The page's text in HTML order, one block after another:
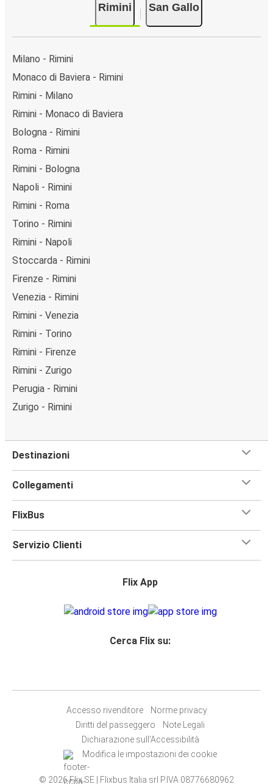
Rimini San Gallo
Milano - Rimini
Monaco di Baviera - Rimini
Rimini - Milano
Rimini - Monaco di Baviera
Bologna - Rimini
Roma - Rimini
Rimini - Bologna
Napoli - Rimini
Rimini - Roma
Torino - Rimini
Rimini - Napoli
Stoccarda - Rimini
Firenze - Rimini
Venezia - Rimini
Rimini - Venezia
Rimini - Torino
Rimini - Firenze
Rimini - Zurigo
Perugia - Rimini
Zurigo - Rimini
Destinazioni
Collegamenti
FlixBus
Servizio Clienti
Flix App
Cerca Flix su:
Accesso rivenditore
Norme privacy
Diritti del passeggero
Note Legali
Dichiarazione sull’Accessibilità
Modifica le impostazioni dei cookie
© 2026 Flix SE | Flixbus Italia srl P.IVA 08776680962